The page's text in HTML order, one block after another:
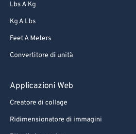
Lbs A Kg
Kg A Lbs
Feet A Meters
Convertitore di unità
Applicazioni Web
Creatore di collage
Ridimensionatore di immagini